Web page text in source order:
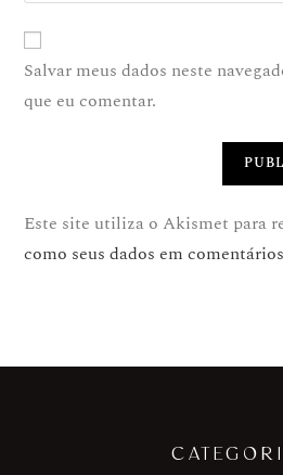
Salvar meus dados neste
que eu comentar.
Este site utiliza o Akismet para
como seus dados em